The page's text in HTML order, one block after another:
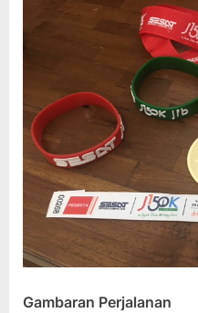
Gambaran Perjalanan